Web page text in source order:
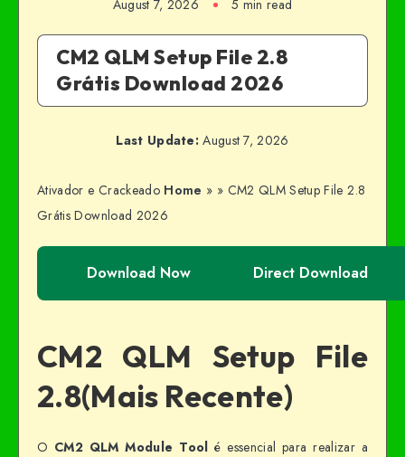
August 7, 2026 5 min read
CM2 QLM Setup File 2.8
Grátis Download 2026
Last Update: August 7, 2026
Ativador e Crackeado Home » » CM2 QLM Setup File 2.8
Grátis Download 2026
Download Now Direct Download
CM2 QLM Setup File
2.8(Mais Recente)
O CM2 QLM Module Tool é essencial para realizar a